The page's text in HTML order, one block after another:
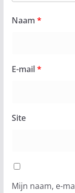
Naam *
E-mail*
Site
Mijn naam, e-